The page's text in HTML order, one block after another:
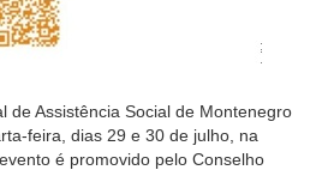
de Assistência Social de Montenegro
feira, dias 29 e 30 de julho, na
é promovido pelo Conselho